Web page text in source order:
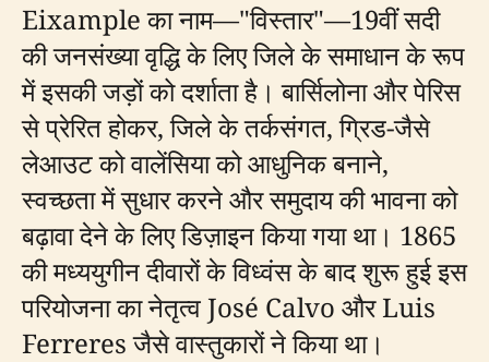
Eixample का नाम—"विस्तार"—19वीं सदी
की जनसंख्या वृद्धि के लिए जिले के समाधान के रूप
में इसकी जड़ों को दर्शाता है। बार्सिलोना और पेरिस
से प्रेरित होकर, जिले के तर्कसंगत, ग्रिड-जैसे
लेआउट को वालेंसिया को आधुनिक बनाने,
स्वच्छता में सुधार करने और समुदाय की भावना को
बढ़ावा देने के लिए डिज़ाइन किया गया था। 1865
की मध्ययुगीन दीवारों के विध्वंस के बाद शुरू हुई इस
परियोजना का नेतृत्व José Calvo और Luis
Ferreres जैसे वास्तुकारों ने किया था।